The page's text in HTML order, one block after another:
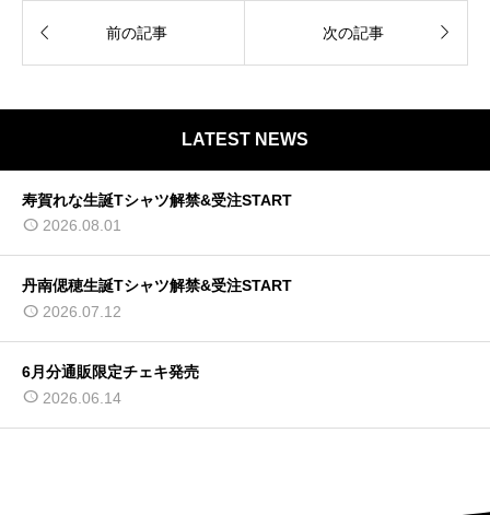
 前の記事 次の記事 
LATEST NEWS
寿賀れな生誕Tシャツ解禁&受注START
2026.08.01
丹南偲穂生誕Tシャツ解禁&受注START
2026.07.12
6月分通販限定チェキ発売
2026.06.14